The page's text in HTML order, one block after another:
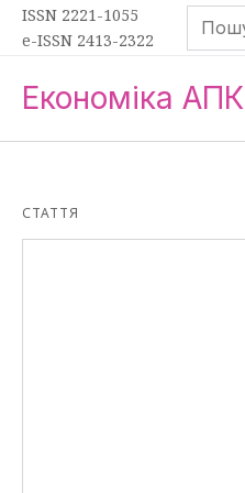
ISSN 2221-1055
e-ISSN 2413-2322
Економіка АПК
СТАТТЯ